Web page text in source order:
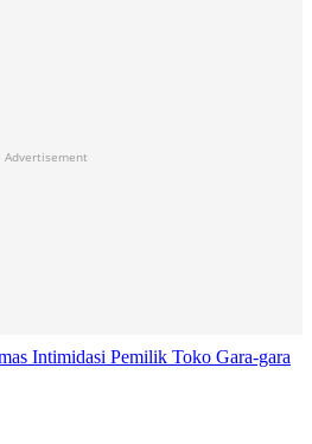
Advertisement
Intimidasi Pemilik Toko Gara-gara